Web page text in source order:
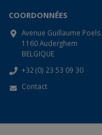
COORDONNÉES
Avenue Guillaume
1160 Auderghem
BELGIQUE
+32 (0) 23 53 09 30
Contact